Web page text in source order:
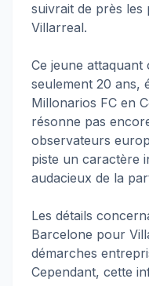
suivrait de près
Villarreal.
Ce jeune attaquant
seulement 20 ans,
Millonarios FC en
résonne pas
observateurs
piste un caractère
audacieux de la
Les détails
Barcelone pour
démarches
Cependant, cette